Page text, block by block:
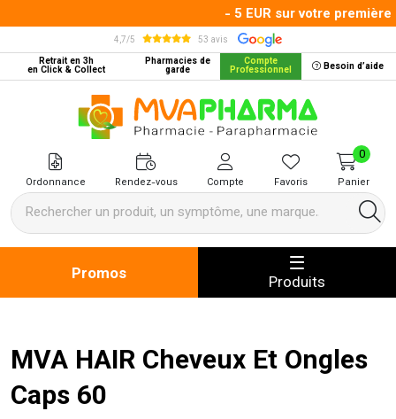
- 5 EUR sur votre
4,7/5
53 avis
Retrait en 3h
en Click & Collect
Pharmacies de
garde
Compte
Professionnel Besoin d’aide
MVA Pharma Votre pharmacie
Ordonnance Rendez-vous Compte Favoris Panier
0
Promos Produits
MVA HAIR Cheveux Et Ongles
Caps 60